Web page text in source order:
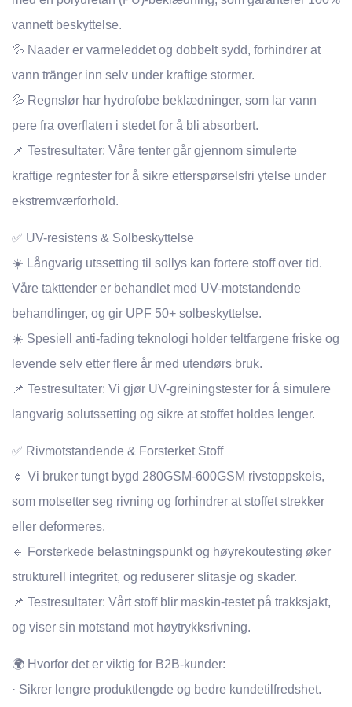
vannett beskyttelse.
💦 Naader er varmeleddet og dobbelt sydd, forhindrer at
vann tränger inn selv under kraftige stormer.
💦 Regnslør har hydrofobe beklædninger, som lar vann
pere fra overflaten i stedet for å bli absorbert.
📌 Testresultater: Våre tenter går gjennom simulerte
kraftige regntester for å sikre etterspørselsfri ytelse under
ekstremværforhold.
✅ UV-resistens & Solbeskyttelse
☀️ Långvarig utssetting til sollys kan fortere stoff over tid.
Våre takttender er behandlet med UV-motstandende
behandlinger, og gir UPF 50+ solbeskyttelse.
☀️ Spesiell anti-fading teknologi holder teltfargene friske og
levende selv etter flere år med utendørs bruk.
📌 Testresultater: Vi gjør UV-greiningstester for å simulere
langvarig solutssetting og sikre at stoffet holdes lenger.
✅ Rivmotstandende & Forsterket Stoff
🔹 Vi bruker tungt bygd 280GSM-600GSM rivstoppskeis,
som motsetter seg rivning og forhindrer at stoffet strekker
eller deformeres.
🔹 Forsterkede belastningspunkt og høyrekoutesting øker
strukturell integritet, og reduserer slitasje og skader.
📌 Testresultater: Vårt stoff blir maskin-testet på trakksjakt,
og viser sin motstand mot høytrykksrivning.
🌍 Hvorfor det er viktig for B2B-kunder:
· Sikrer lengre produktlengde og bedre kundetilfredshet.